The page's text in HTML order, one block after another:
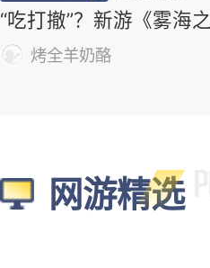
“吃打撤”？新游《雾海之
下》首曝！
烤全羊奶酪
网游精选